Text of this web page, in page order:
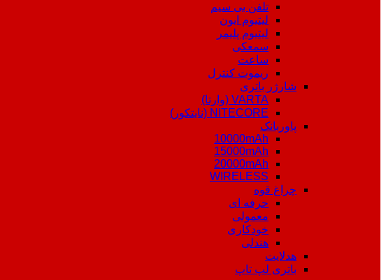
تلفن بی سیم
لیتیوم ایون
لیتیوم پلیمر
سمعکی
ساعت
ریموت کنترل
شارژر باتری
VARTA (وارتا)
NITECORE (نایتکور)
پاوربانک
10000mAh
15000mAh
20000mAh
WIRELESS
چراغ قوه
حرفه ای
معمولی
خودکاری
هندلی
هدلایت
باتری لپ تاپ